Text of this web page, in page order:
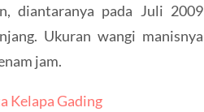
diantaranya pada Juli 2009
Ukuran wangi manisnya
jam.
Kelapa Gading